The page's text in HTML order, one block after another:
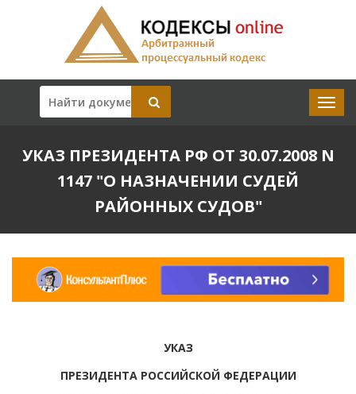
УКАЗ ПРЕЗИДЕНТА РФ ОТ 30.07.2008 N
1147 "О НАЗНАЧЕНИИ СУДЕЙ
РАЙОННЫХ СУДОВ"
УКАЗ
ПРЕЗИДЕНТА РОССИЙСКОЙ ФЕДЕРАЦИИ